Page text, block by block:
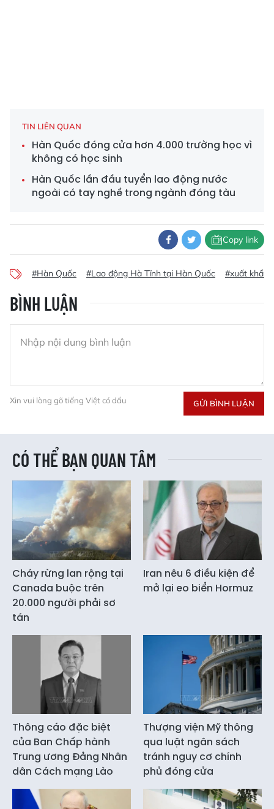
TIN LIÊN QUAN
Hàn Quốc đóng cửa hơn 4.000 trường học vì
không có học sinh
Hàn Quốc lần đầu tuyển lao động nước
ngoài có tay nghề trong ngành đóng tàu
Copy link
#Hàn Quốc #Lao động Hà Tĩnh tại Hàn Quốc #xuất khẩu
BÌNH LUẬN
Xin vui lòng gõ tiếng Việt có dấu GỬI BÌNH LUẬN
CÓ THỂ BẠN QUAN TÂM
Cháy rừng lan rộng tại
Canada buộc trên
20.000 người phải sơ
tán
Iran nêu 6 điều kiện để
mở lại eo biển Hormuz
Thông cáo đặc biệt
của Ban Chấp hành
Trung ương Đảng Nhân
dân Cách mạng Lào
Thượng viện Mỹ thông
qua luật ngân sách
tránh nguy cơ chính
phủ đóng cửa